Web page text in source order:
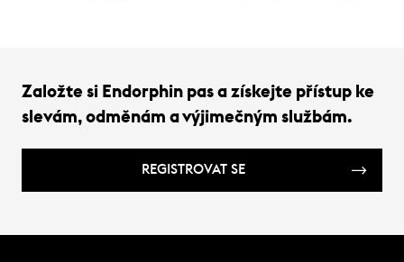
Založte si Endorphin pas a získejte přístup ke
slevám, odměnám a výjimečným službám.
REGISTROVAT SE